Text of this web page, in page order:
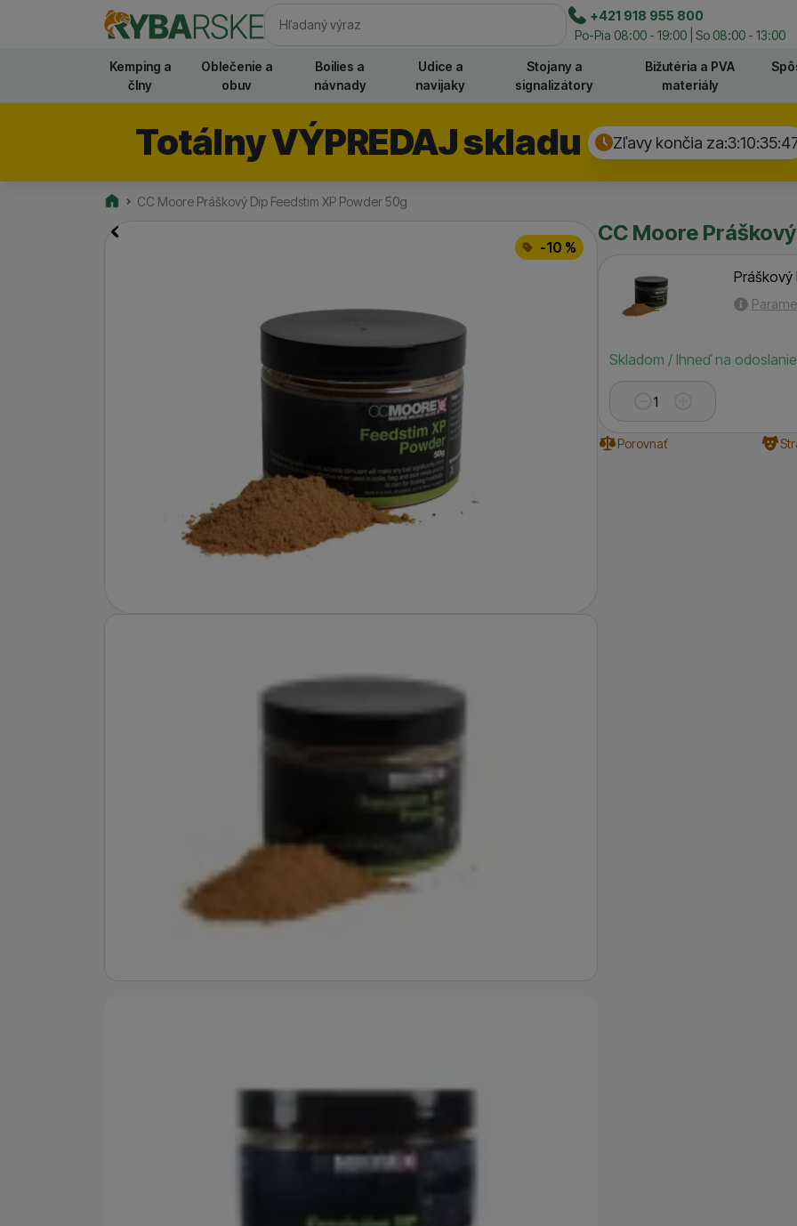
Vyhľadávanie
Hľadať
+421 918 955 800
Po-Pia 08:00 - 19:00 | So 08:00 - 13:00
Kemping a
člny
Oblečenie a
obuv
Boilies a
návnady
Udice a
navijaky
Stojany a
signalizátory
Bižutéria a PVA
materiály
Totálny VÝPREDAJ skladu Zľavy končia za:3:10:35:
CC Moore Práškový Dip Feedstim XP Powder 50g
CC Moore
Dostupnosť
Skladom / Ihneď na odoslanie
Práškový
Porovnať
Fotografie
-10 %